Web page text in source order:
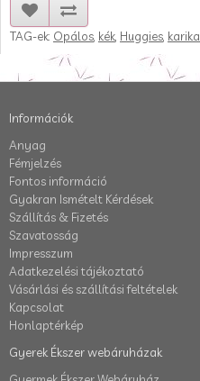
TAG-ek: Opálos kék Huggies karika
Információk
Anyag
Fémjelzés
Fontos információ
Gyakran Ismételt Kérdések
Szállítás & Fizetés
Szavatosság
Impresszum
Adatkezelési tájékoztató
Vásárlási és szállítási feltételek
Kapcsolat
Honlaptérkép
Gyerek Ékszer webáruházak